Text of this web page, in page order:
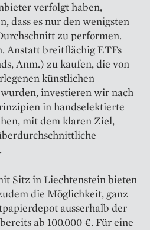
verfolgt haben,
dass es nur den wenigsten
zu performen.
Anstatt breitflächig ETFs
Anm.) zu kaufen, die von
künstlichen
investieren wir nach
in handselektierte
mit dem klaren Ziel,
Sitz in Liechtenstein bieten
die Möglichkeit, ganz
ausserhalb der
ab 100.000 €. Für eine